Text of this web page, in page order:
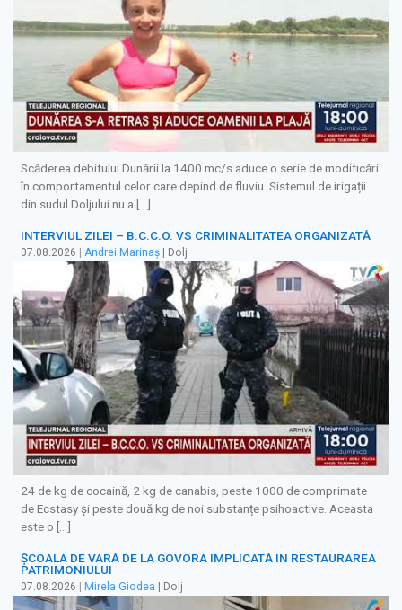
Scăderea debitului Dunării la 1400 mc/s aduce o serie de modificări
în comportamentul celor care depind de fluviu. Sistemul de irigații
din sudul Doljului nu a […]
INTERVIUL ZILEI – B.C.C.O. VS CRIMINALITATEA ORGANIZATĂ
07.08.2026 | Andrei Marinaș | Dolj
24 de kg de cocaină, 2 kg de canabis, peste 1000 de comprimate
de Ecstasy și peste două kg de noi substanțe psihoactive. Aceasta
este o […]
ȘCOALA DE VARĂ DE LA GOVORA IMPLICATĂ ÎN RESTAURAREA
PATRIMONIULUI
07.08.2026 | Mirela Giodea | Dolj